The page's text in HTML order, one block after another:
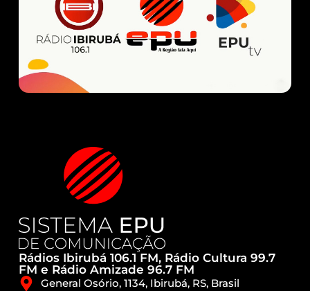
Rádios Ibirubá 106.1 FM, Rádio Cultura 99.7
FM e Rádio Amizade 96.7 FM
General Osório, 1134, Ibirubá, RS, Brasil